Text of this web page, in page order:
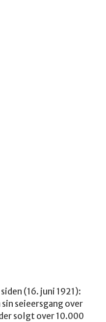
(16. juni 1921):
seieersgang over
solgt over 10.000